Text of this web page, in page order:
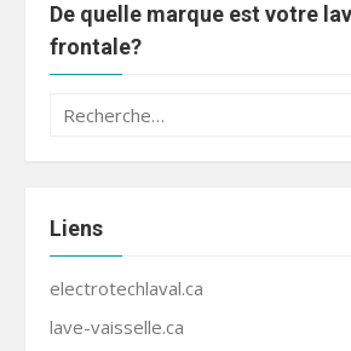
De quelle marque est votre
frontale?
Recherche
Liens
electrotechlaval.ca
lave-vaisselle.ca